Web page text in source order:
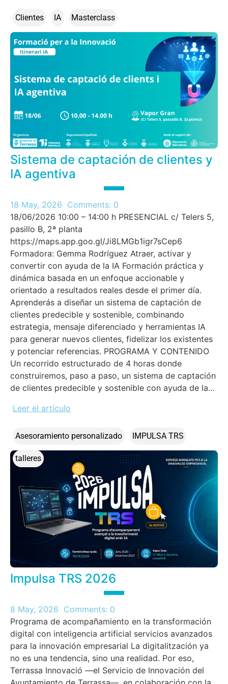
Clientes IA Masterclass
Sistema de captación de clientes y
IA agentiva
18 May, 2026 Comments: 0
18/06/2026 10:00 – 14:00 h PRESENCIAL c/ Telers 5,
pasillo B, 2ª planta
https://maps.app.goo.gl/Ji8LMGb1igr7sCep6
Formadora: Gemma Rodríguez Atraer, activar y
convertir con ayuda de la IA Formación práctica y
dinámica basada en un enfoque accionable y
orientado a resultados reales desde el primer día.
Aprenderás a diseñar un sistema de captación de
clientes predecible y sostenible, combinando
estrategia, mensaje diferenciado y herramientas IA
para generar nuevos clientes, fidelizar los existentes
y potenciar referencias. PROGRAMA Y CONTENIDO
Un recorrido estructurado de 4 horas donde
construiremos, paso a paso, un sistema de captación
de clientes predecible y sostenible con ayuda de la…
Leer el artículo
Asesoramiento personalizado IMPULSA TRS
talleres
Impulsa TRS 2026
8 May, 2026 Comments: 0
Programa de acompañamiento en la transformación
digital con inteligencia artificial servicios avanzados
para la innovación empresarial La digitalitzación ya
no es una tendencia, sino una realidad. Por eso,
Terrassa Innovació —el Servicio de Innovación del